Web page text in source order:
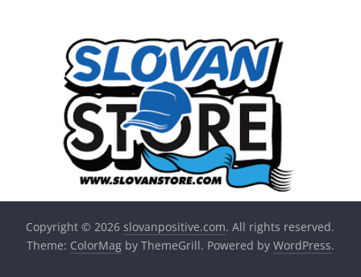
Copyright © 2026slovanpositive.com. All rights reserved.
Theme: ColorMagby ThemeGrill. Powered by WordPress.